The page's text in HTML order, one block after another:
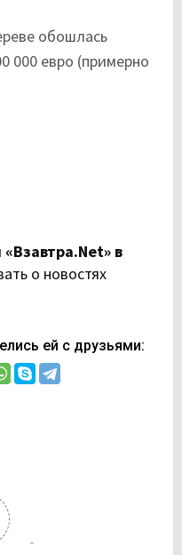
обошлась
000 евро (примерно
«Взавтра.Net» в
о новостях
ей с друзьями: